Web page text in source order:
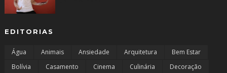
EDITORIAS
Água Animais Ansiedade Arquitetura
Bem Estar
Bolívia
Casamento Cinema Culinária
Decoração